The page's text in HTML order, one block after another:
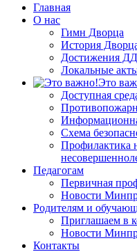
Главная
О нас
Гимн Дворца
История
Достижения
Локальные
Это
Доступная
Схема
Профилактика
Педагогам
Первичная
Новости
Родителям и
Приглашаем в
Новости
Контакты